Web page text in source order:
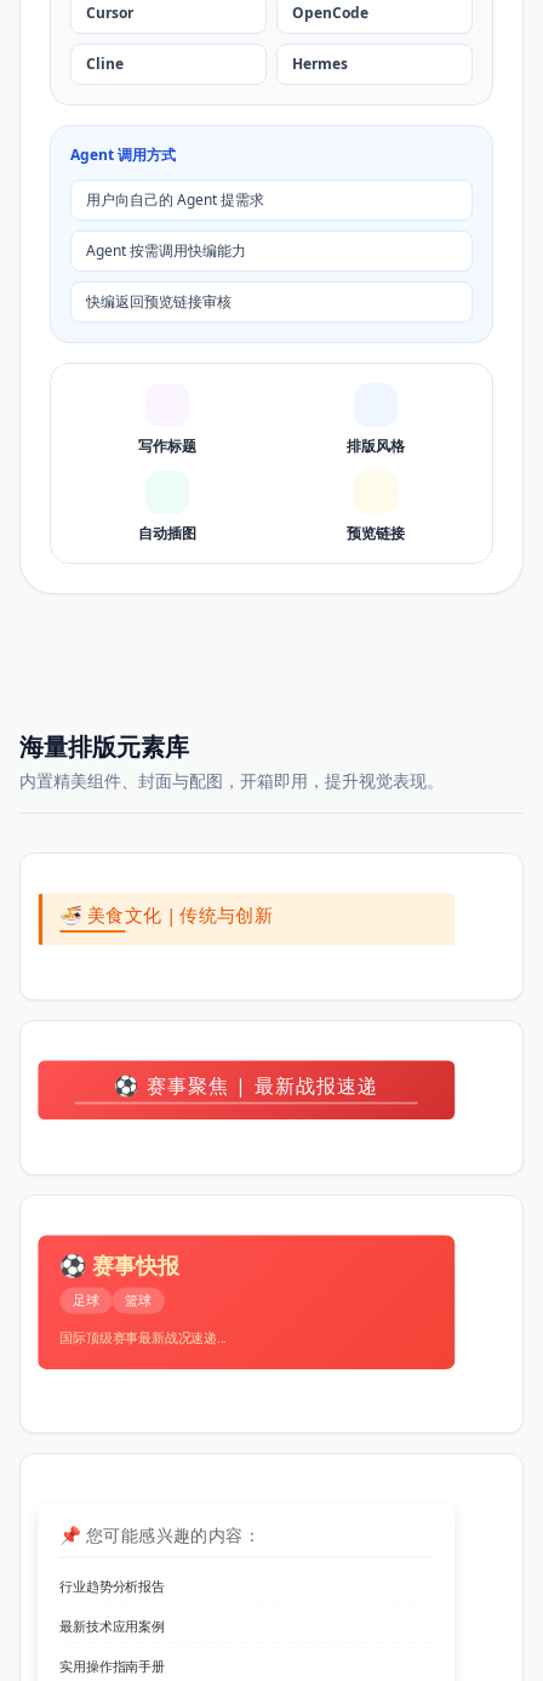
Cursor OpenCode
Cline Hermes
Agent 调用方式
用户向自己的 Agent 提需求
Agent 按需调用快编能力
快编返回预览链接审核
写作标题 排版风格
自动插图 预览链接
海量排版元素库
内置精美组件、封面与配图，开箱即用，提升视觉表现。
🍜 美食文化 | 传统与创新
⚽ 赛事聚焦 | 最新战报速递
⚽ 赛事快报
足球
篮球
国际顶级赛事最新战况速递...
📌 您可能感兴趣的内容：
行业趋势分析报告
最新技术应用案例
实用操作指南手册